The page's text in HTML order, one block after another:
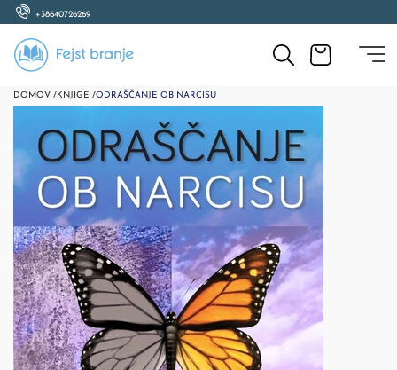
+38640726269
DOMOV /KNJIGE /ODRAŠČANJE OB NARCISU